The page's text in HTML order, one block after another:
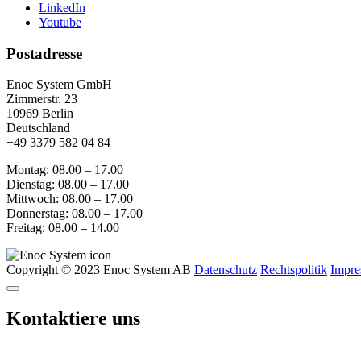
LinkedIn
Youtube
Postadresse
Enoc System GmbH
Zimmerstr. 23
10969 Berlin
Deutschland
+49 3379 582 04 84
Montag: 08.00 – 17.00
Dienstag: 08.00 – 17.00
Mittwoch: 08.00 – 17.00
Donnerstag: 08.00 – 17.00
Freitag: 08.00 – 14.00
Copyright © 2023 Enoc System AB Datenschutz Rechtspolitik
Kontaktiere uns